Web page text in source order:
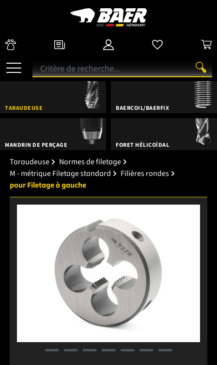
TARAUDEUSE BAERCOIL/BAERFIX
MANDRIN DE PERÇAGE FORET HÉLICOÏDAL
Taraudeuse
Normes de filetage
M - métrique Filetage standard
Filières rondes
pour Filetage à gauche